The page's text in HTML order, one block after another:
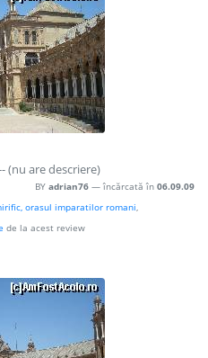
(nu are descriere)
BY adrian76 — încărcată în 06.09.09
orasul imparatilor romani,
de la acest review